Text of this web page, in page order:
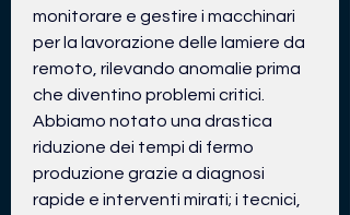
monitorare e gestire i macchinari
per la lavorazione delle lamiere da
remoto, rilevando anomalie prima
che diventino problemi critici.
Abbiamo notato una drastica
riduzione dei tempi di fermo
produzione grazie a diagnosi
rapide e interventi mirati; i tecnici,